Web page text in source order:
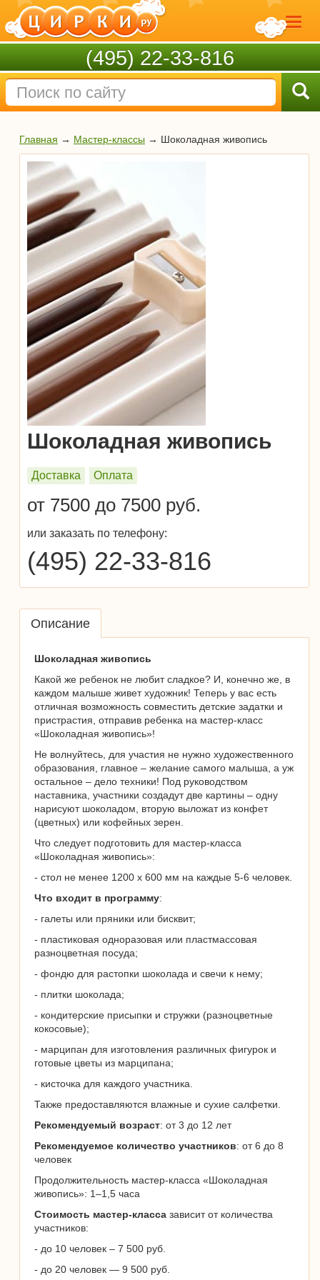
(495) 22-33-816
Главная → Мастер-классы → Шоколадная живопись
Шоколадная живопись
Доставка Оплата
от 7500 до 7500 руб.
или заказать по телефону:
(495) 22-33-816
Описание
Шоколадная живопись
Какой же ребенок не любит сладкое? И, конечно же, в
каждом малыше живет художник! Теперь у вас есть
отличная возможность совместить детские задатки и
пристрастия, отправив ребенка на мастер-класс
«Шоколадная живопись»!
Не волнуйтесь, для участия не нужно художественного
образования, главное – желание самого малыша, а уж
остальное – дело техники! Под руководством
наставника, участники создадут две картины – одну
нарисуют шоколадом, вторую выложат из конфет
(цветных) или кофейных зерен.
Что следует подготовить для мастер-класса
«Шоколадная живопись»:
- стол не менее 1200 х 600 мм на каждые 5-6 человек.
Что входит в программу:
- галеты или пряники или бисквит;
- пластиковая одноразовая или пластмассовая
разноцветная посуда;
- фондю для растопки шоколада и свечи к нему;
- плитки шоколада;
- кондитерские присыпки и стружки (разноцветные
кокосовые);
- марципан для изготовления различных фигурок и
готовые цветы из марципана;
- кисточка для каждого участника.
Также предоставляются влажные и сухие салфетки.
Рекомендуемый возраст: от 3 до 12 лет
Рекомендуемое количество участников: от 6 до 8
человек
Продолжительность мастер-класса «Шоколадная
живопись»: 1–1,5 часа
Стоимость мастер-класса зависит от количества
участников:
- до 10 человек – 7 500 руб.
- до 20 человек — 9 500 руб.